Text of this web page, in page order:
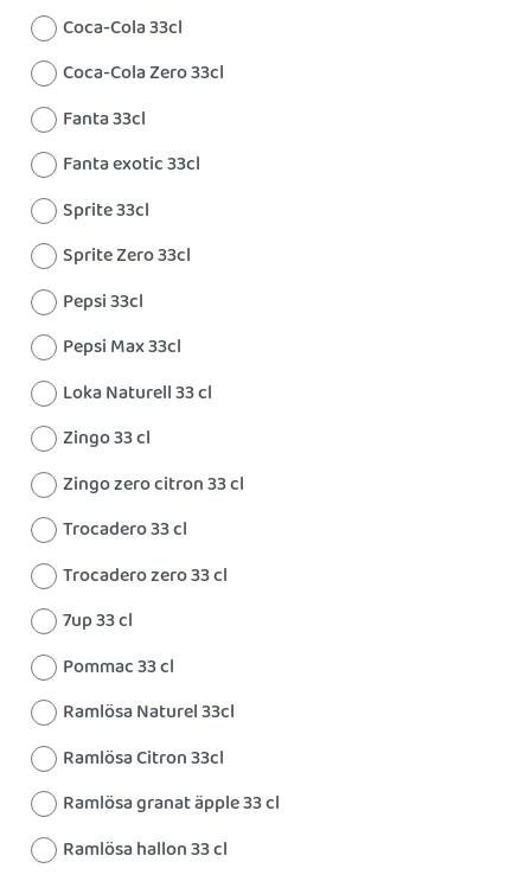
Coca-Cola 33cl
Coca-Cola Zero 33cl
Fanta 33cl
Fanta exotic 33cl
Sprite 33cl
Sprite Zero 33cl
Pepsi 33cl
Pepsi Max 33cl
Loka Naturell 33 cl
Zingo 33 cl
Zingo zero citron 33 cl
Trocadero 33 cl
Trocadero zero 33 cl
7up 33 cl
Pommac 33 cl
Ramlösa Naturel 33cl
Ramlösa Citron 33cl
Ramlösa granat äpple 33 cl
Ramlösa hallon 33 cl